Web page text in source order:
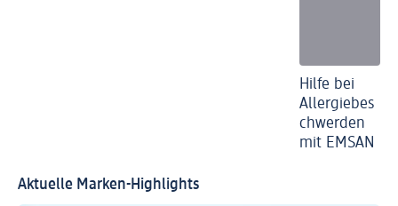
Hilfe bei
Allergiebes
chwerden
mit EMSAN
Aktuelle Marken-Highlights